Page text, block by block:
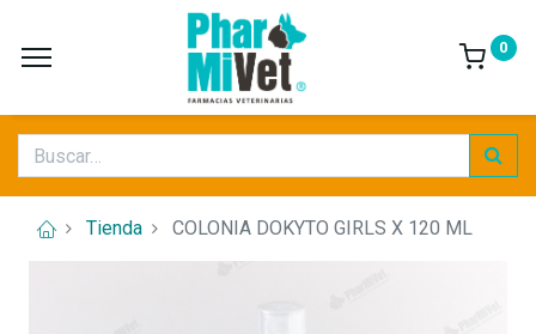
0
Tienda COLONIA DOKYTO GIRLS X 120 ML